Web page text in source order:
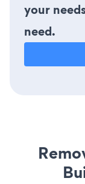
your
need.